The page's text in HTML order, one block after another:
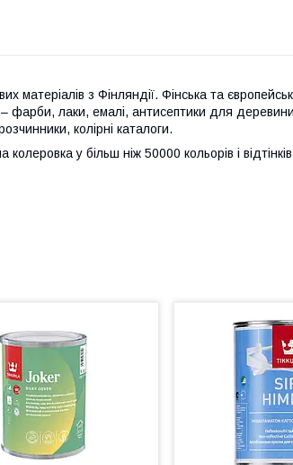
матеріалів з Фінляндії. Фінська та
лаки, емалі, антисептики для
колірні каталоги.
у більш ніж 50000 кольорів і